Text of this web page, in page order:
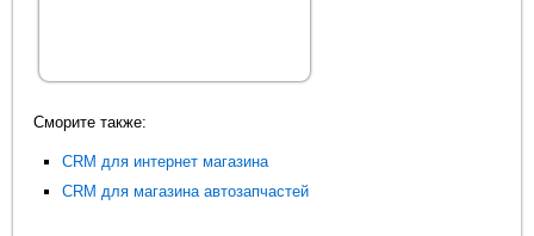
Сморите также:
CRM для интернет магазина
CRM для магазина автозапчастей